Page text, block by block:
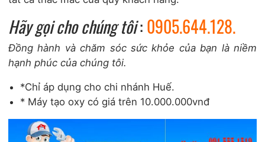
Hãy gọi cho chúng tôi:0905.644.128.
Đồng hành và chăm sóc sức khỏe của bạn là niềm
hạnh phúc của chúng tôi.
*Chỉ áp dụng cho chi nhánh Huế.
* Máy tạo oxy có giá trên 10.000.000vnđ